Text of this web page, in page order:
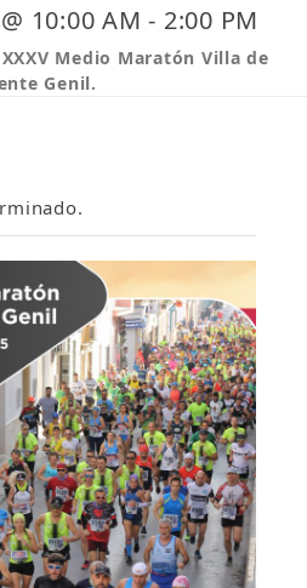
10:00 AM - 2:00 PM
XXXV Medio Maratón Villa de
Genil.